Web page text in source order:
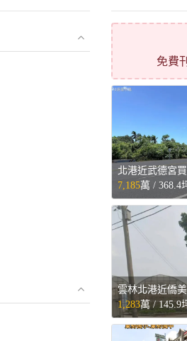
免費
7,185萬 / 368.4
1,283萬 /145.9